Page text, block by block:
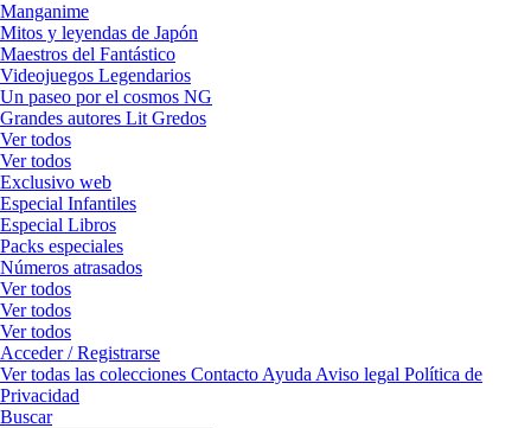
Manganime
Mitos y leyendas de Japón
Maestros del Fantástico
Videojuegos Legendarios
Un paseo por el cosmos NG
Grandes autores Lit Gredos
Ver todos
Ver todos
Exclusivo web
Especial Infantiles
Especial Libros
Packs especiales
Números atrasados
Ver todos
Ver todos
Ver todos
Acceder / Registrarse
Ver todas las colecciones Contacto Ayuda Aviso legal Política de
Privacidad
Buscar